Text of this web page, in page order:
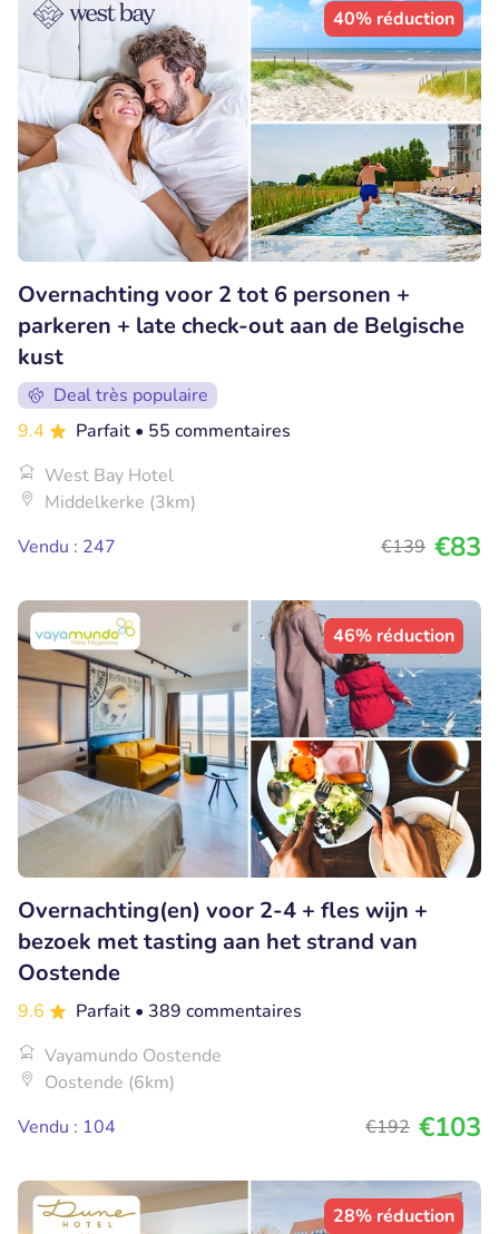
40% réduction
Overnachting voor 2 tot 6 personen +
parkeren + late check-out aan de Belgische
kust
Deal très populaire
9.4
Parfait • 55 commentaires
West Bay Hotel
Middelkerke (3km)
Vendu : 247
€139 €83
46% réduction
Overnachting(en) voor 2-4 + fles wijn +
bezoek met tasting aan het strand van
Oostende
9.6 Parfait • 389 commentaires
Vayamundo Oostende
Oostende (6km)
Vendu : 104
€192 €103
28% réduction